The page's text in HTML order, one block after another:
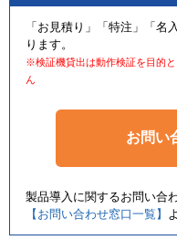
「お見積り」「特注」「名
ります。
※検証機貸出は動作検証を目的
ん
お問い
製品導入に関するお問い合
【お問い合わせ窓口一覧】